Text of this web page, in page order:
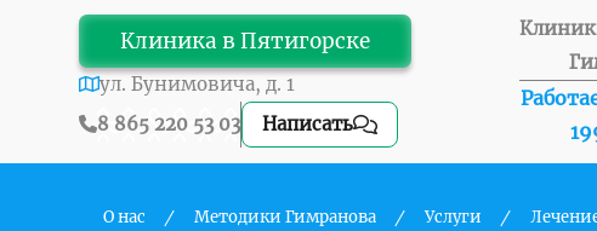
Клиника в Пятигорске
ул. Бунимовича, д. 1
8 865 220 53 03
Написать
О нас Методики Гимранова Услуги